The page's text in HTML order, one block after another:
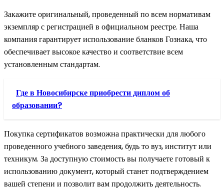
Закажите оригинальный, проведенный по всем нормативам
экземпляр с регистрацией в официальном реестре. Наша
компания гарантирует использование бланков Гознака, что
обеспечивает высокое качество и соответствие всем
установленным стандартам.
Где в Новосибирске приобрести диплом об
образовании?
Покупка сертификатов возможна практически для любого
проведенного учебного заведения, будь то вуз, институт или
техникум. За доступную стоимость вы получаете готовый к
использованию документ, который станет подтверждением
вашей степени и позволит вам продолжить деятельность.